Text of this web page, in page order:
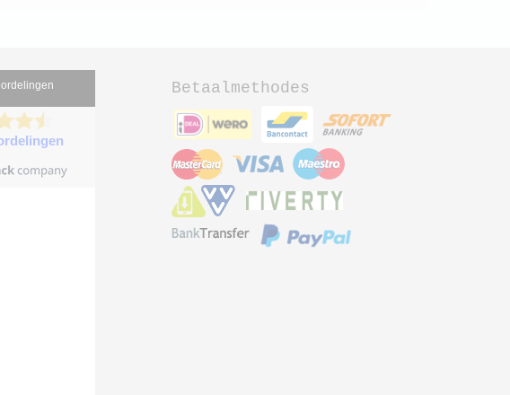
Betaalmethodes